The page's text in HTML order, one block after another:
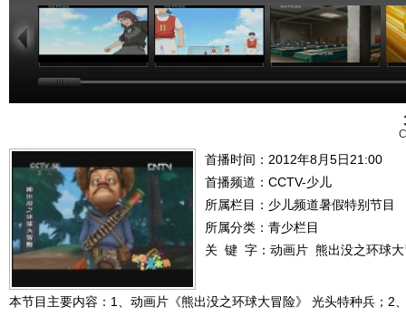
首播时间：2012年8月5日21:00
首播频道： CCTV-少儿
所属栏目： 少儿频道暑假特别节目
所属分类：青少栏目
关 键 字： 动画片 熊出没之环球
本节目主要内容：1、动画片《熊出没之环球大冒险》 光头特种兵；2